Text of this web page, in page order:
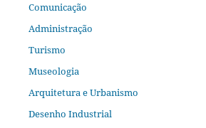
Comunicação
Administração
Turismo
Museologia
Arquitetura e Urbanismo
Desenho Industrial